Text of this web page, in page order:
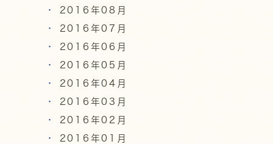
2016年08月
2016年07月
2016年06月
2016年05月
2016年04月
2016年03月
2016年02月
2016年01月